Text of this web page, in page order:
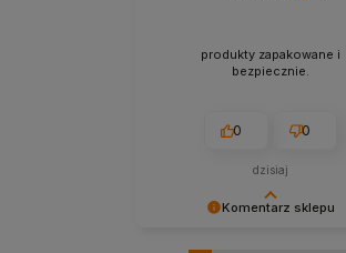
Komentarz sklepu
produkty zapakowane i
bezpiecznie.
0 0
dzisiaj